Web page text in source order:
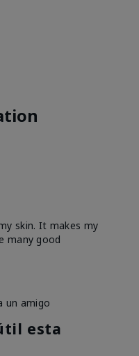
skin. It makes my
many good
un amigo
esta